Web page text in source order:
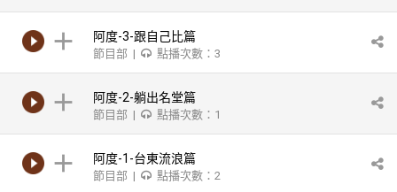
阿度-3-跟自己比篇
節目部 | 點播次數：3
阿度-2-躺出名堂篇
節目部 | 點播次數：1
阿度-1-台東流浪篇
節目部 | 點播次數：2